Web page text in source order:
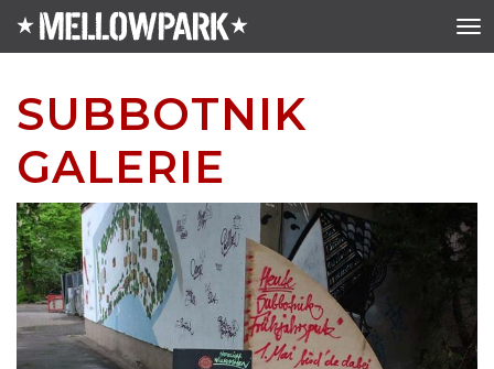
SUBBOTNIK
GALERIE